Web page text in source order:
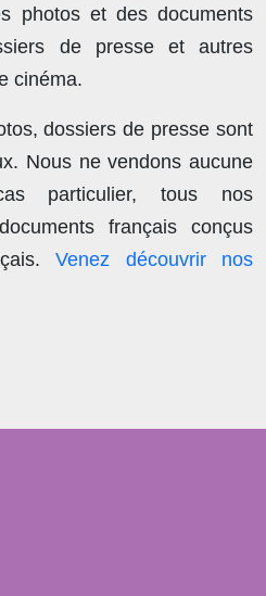
photos et des documents
de presse et autres
cinéma.
dossiers de presse sont
Nous ne vendons aucune
particulier, tous nos
français conçus
Venez découvrir nos